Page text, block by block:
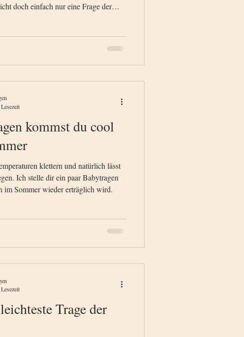
doch einfach nur eine Frage der
kommst du cool
klettern und natürlich lässt
Ich stelle dir ein paar Babytragen
im Sommer wieder erträglich wird.
Trage der